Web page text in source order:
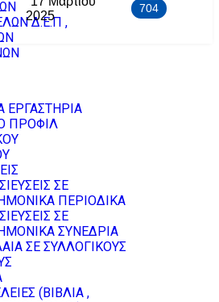
Δ.Ε.Π ,
ΕΡΓΑΣΤΗΡΙΑ
ΠΡΟΦΙΛ
ΣΕ
ΠΕΡΙΟΔΙΚΑ
ΣΕ
ΣΥΝΕΔΡΙΑ
ΣΕ ΣΥΛΛΟΓΙΚΟΥΣ
(ΒΙΒΛΙΑ ,
2025
704